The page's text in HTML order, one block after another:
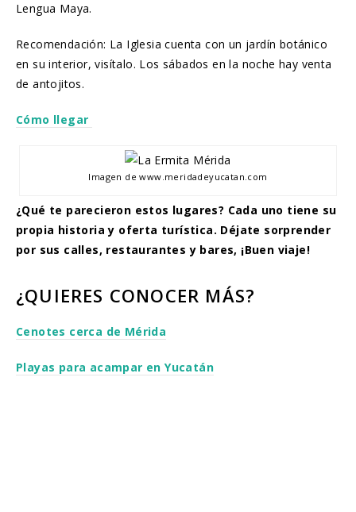
Lengua Maya.
Recomendación: La Iglesia cuenta con un jardín botánico
en su interior, visítalo. Los sábados en la noche hay venta
de antojitos.
Cómo llegar
Imagen de www.meridadeyucatan.com
¿Qué te parecieron estos lugares? Cada uno tiene su
propia historia y oferta turística. Déjate sorprender
por sus calles, restaurantes y bares, ¡Buen viaje!
¿QUIERES CONOCER MÁS?
Cenotes cerca de Mérida
Playas para acampar en Yucatán